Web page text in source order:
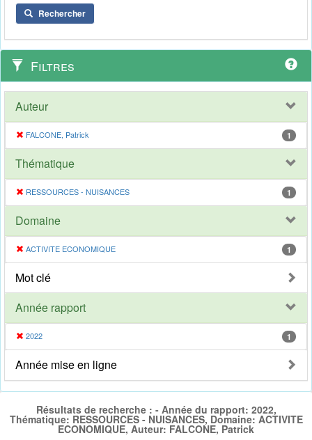
Rechercher
Filtres
Auteur
FALCONE, Patrick 1
Thématique
RESSOURCES - NUISANCES 1
Domaine
ACTIVITE ECONOMIQUE 1
Mot clé
Année rapport
2022 1
Année mise en ligne
Résultats de recherche : - Année du rapport: 2022,
Thématique: RESSOURCES - NUISANCES, Domaine: ACTIVITE
ECONOMIQUE, Auteur: FALCONE, Patrick